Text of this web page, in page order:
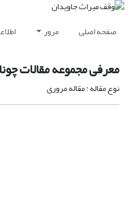
صفحه اصلی مرور
معرفی مجموعه مقالات
نوع مقاله : مقاله مروری